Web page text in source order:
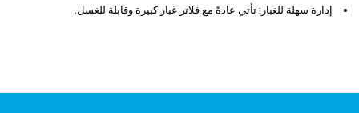
إدارة سهلة للغبار: تأتي عادةً مع فلاتر غبار كبيرة وقابلة للغسل.